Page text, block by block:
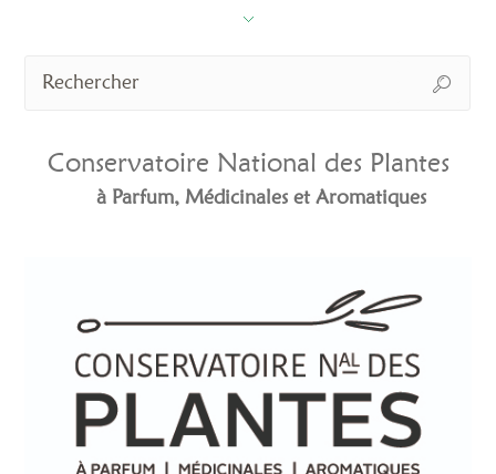
Conservatoire National des Plantes
à Parfum, Médicinales et Aromatiques